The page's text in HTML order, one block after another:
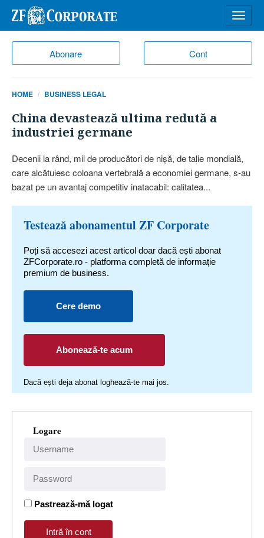
Abonare Cont
meniu
HOME BUSINESS LEGAL
China devastează ultima redută a
industriei germane
Decenii la rând, mii de produ­că­tori de nişă, de talie mondială,
care alcătuiesc coloana vertebrală a eco­nomiei germane, s-au
bazat pe un avantaj competitiv inatacabil: calita­tea...
Testează abonamentul ZF Corporate
Poți să accesezi acest articol doar dacă ești abonat
ZFCorporate.ro - platforma completă de informație
premium de business.
Cere demo
Abonează-te acum
Dacă ești deja abonat loghează-te mai jos.
Logare
Pastrează-mă logat